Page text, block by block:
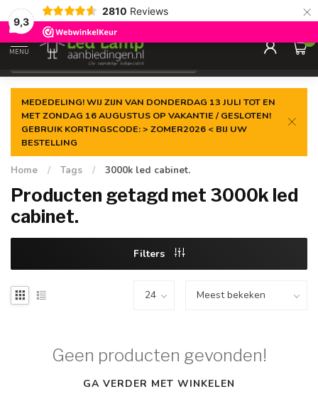
9,3
2810 Reviews ×
Gegarandeerde delaagste prijs
MENU
0
MEDEDELING! WIJ ZIJN VAN DONDERDAG 13 JULI TOT EN
MET ZONDAG 16 AUGUSTUS OP VAKANTIE / GESLOTEN!
GEBRUIK KORTINGSCODE: > ZOMER2026 < BIJ UW
BESTELLING
Home / Tags / 3000k led cabinet.
Producten getagd met 3000k led
cabinet.
Filters
Geen producten gevonden!
GA VERDER MET WINKELEN